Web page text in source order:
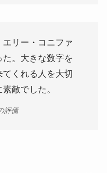
リー・コニファ
。大きな数字を
くれる人を大切
敵でした。
評価